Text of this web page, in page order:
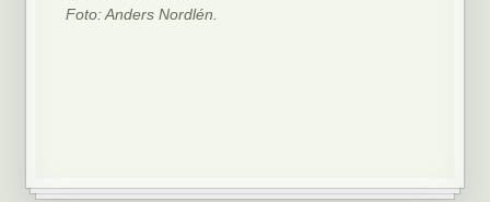
Foto: Anders Nordlén.